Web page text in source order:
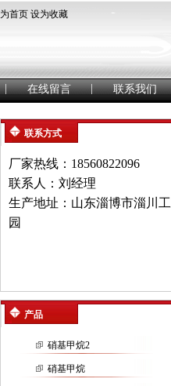
首页 设为收藏
| 在线留言 | 联系我们
联系方式
厂家热线：18560822096
联系人：刘经理
生产地址：山东淄博市淄川
园
产品
硝基甲烷2
硝基甲烷